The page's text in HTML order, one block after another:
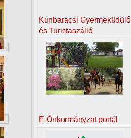
Kunbaracsi Gyermeküdülő
és Turistaszálló
E-Önkormányzat portál